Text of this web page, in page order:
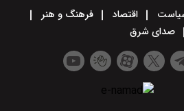
اقتصاد
فرهنگ و هنر
صدای شرق